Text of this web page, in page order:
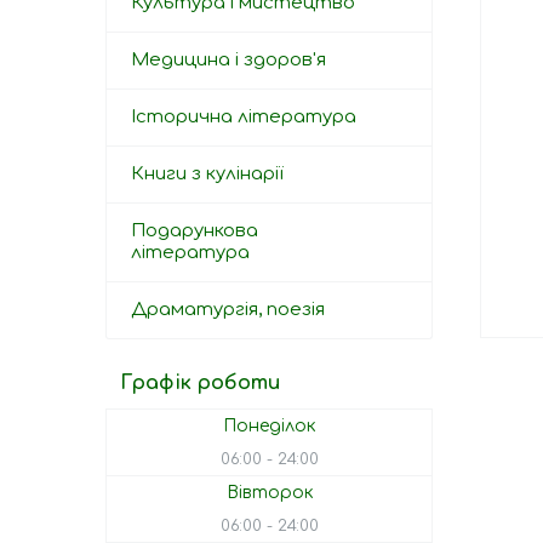
Медицина і здоров'я
Історична література
Книги з кулінарії
Подарункова
література
Драматургія, поезія
Графік роботи
Понеділок
06:00 24:00
Вівторок
06:00 24:00